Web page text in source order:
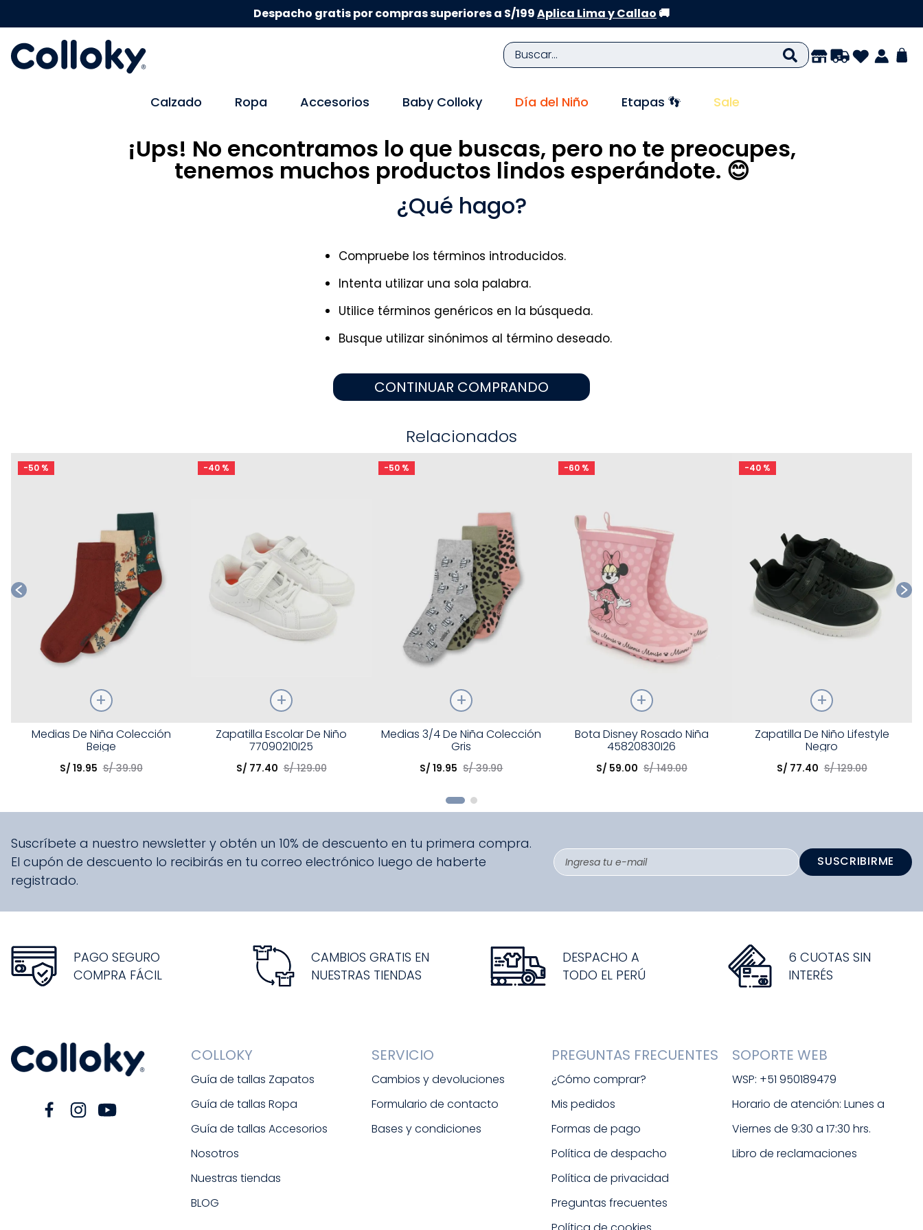
Despacho gratis por compras superiores a S/199Aplica Lima y Callao 🚚
Buscar...
Calzado Ropa Accesorios Baby Colloky Día del Niño Etapas 👣 Sale
¡Ups! No encontramos lo que buscas, pero no te preocupes,
tenemos muchos productos lindos esperándote. 😊
¿Qué hago?
Compruebe los términos introducidos.
Intenta utilizar una sola palabra.
Utilice términos genéricos en la búsqueda.
Busque utilizar sinónimos al término deseado.
CONTINUAR COMPRANDO
Relacionados
-50 %
Talla
Elige una opción
Medias De Niña Colección
Beige
S/ 19.95 S/ 39.90
-40 %
Elige una opción
Zapatilla Escolar De Niño
77090210I25
S/ 77.40 S/ 129.00
-50 %
Talla
Elige una opción
Medias 3/4 De Niña Colección
Gris
S/ 19.95 S/ 39.90
-60 %
Elige una opción
Bota Disney Rosado Niña
45820830I26
S/ 59.00 S/ 149.00
-40 %
Elige una opción
Zapatilla De Niño Lifestyle
Negro
S/ 77.40 S/ 129.00
Suscríbete a nuestro newsletter y obtén un 10% de descuento en tu primera compra.
El cupón de descuento lo recibirás en tu correo electrónico luego de haberte
registrado.
SUSCRIBIRME
PAGO SEGURO
COMPRA FÁCIL
CAMBIOS GRATIS EN
NUESTRAS TIENDAS
DESPACHO A
TODO EL PERÚ
6 CUOTAS SIN
INTERÉS
COLLOKY
Guía de tallas Zapatos
Guía de tallas Ropa
Guía de tallas Accesorios
Nosotros
Nuestras tiendas
BLOG
SERVICIO
Cambios y devoluciones
Formulario de contacto
Bases y condiciones
PREGUNTAS FRECUENTES
¿Cómo comprar?
Mis pedidos
Formas de pago
Política de despacho
Política de privacidad
Preguntas frecuentes
SOPORTE WEB
WSP: +51 950189479
Horario de atención: Lunes a
Viernes de 9:30 a 17:30 hrs.
Libro de reclamaciones
TÉRMINOS MÁS BUSCADOS
2 .
zapatillas niño
3.
medias
sandalias niña
7.
sandalias niño
8 .
pijama
9.
zapatos niña
10 . disney